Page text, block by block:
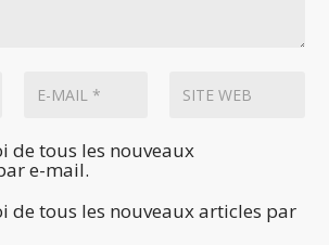
de tous les nouveaux
e-mail.
de tous les nouveaux articles par